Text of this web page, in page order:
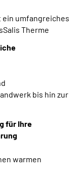
ein umfangreiches
Therme
bis hin zur
für Ihre
warmen